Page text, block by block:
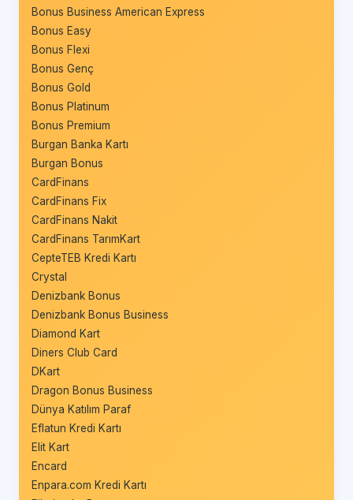
Bonus Business American Express
Bonus Easy
Bonus Flexi
Bonus Genç
Bonus Gold
Bonus Platinum
Bonus Premium
Burgan Banka Kartı
Burgan Bonus
CardFinans
CardFinans Fix
CardFinans Nakit
CardFinans TarımKart
CepteTEB Kredi Kartı
Crystal
Denizbank Bonus
Denizbank Bonus Business
Diamond Kart
Diners Club Card
DKart
Dragon Bonus Business
Dünya Katılım Paraf
Eflatun Kredi Kartı
Elit Kart
Encard
Enpara.com Kredi Kartı